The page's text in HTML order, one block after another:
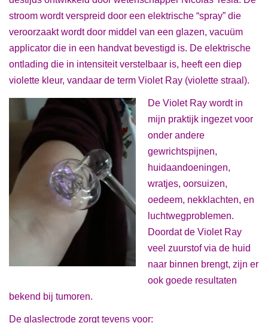
stroom wordt verspreid door een elektrische “spray” die
veroorzaakt wordt door middel van een glazen, vacuüm
applicator die in een handvat bevestigd is. De elektrische
ontlading die in intensiteit verstelbaar is, heeft een diep
violette kleur, vandaar de term Violet Ray (violette straal).
De Violet Ray wordt in
mijn praktijk ingezet voor
onder andere
gewrichtspijnen,
huidaandoeningen,
wratjes, oorsuizen,
oedeem, nekklachten, en
luchtwegproblemen.
Doordat de Violet Ray
veel zuurstof via de huid
naar binnen brengt, zijn er
ook goede resultaten
bekend bij tumoren.
De glaslectrode zorgt tevens voor: